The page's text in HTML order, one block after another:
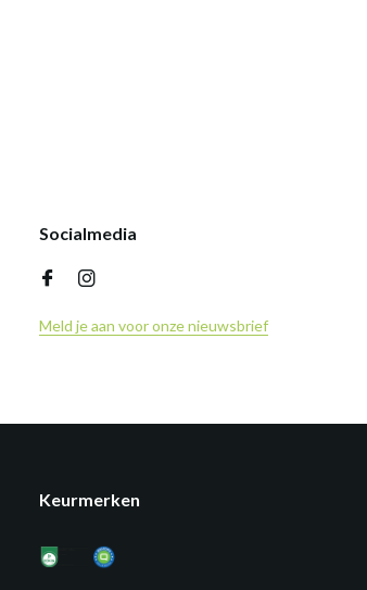
Socialmedia
Meld je aan voor onze nieuwsbrief
Keurmerken